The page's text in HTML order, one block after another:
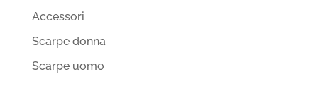
Accessori
Scarpe donna
Scarpe uomo